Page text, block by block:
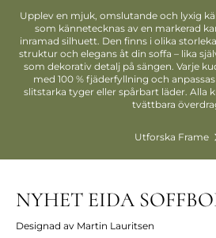
Upplev en mjuk, omslutande och lyxig
som kännetecknas av en markerad
inramad silhuett. Den finns i olika
struktur och elegans åt din soffa – lika
som dekorativ detalj på sängen. Varje
med 100 % fjäderfyllning och
slitstarka tyger eller spårbart läder. Alla
tvättbara
Utforska Frame
NYHET EIDA
Designad av Martin Lauritsen